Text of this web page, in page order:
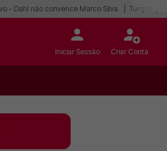
- Dahl não convence Marco Silva Turquia
Iniciar Sessão Criar Conta